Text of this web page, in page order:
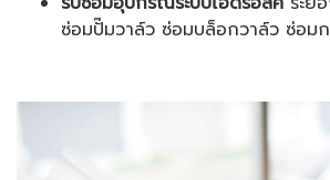
ซ่อมปั๊มวาล์ว ซ่อมบล็อกวาล์ว ซ่อม